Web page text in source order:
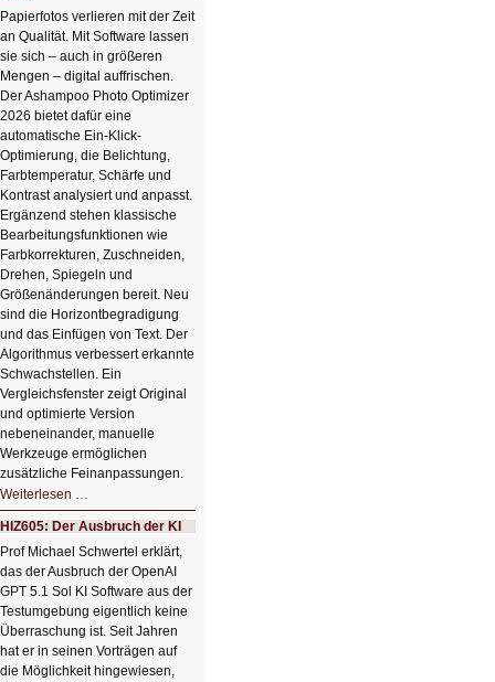
Papierfotos verlieren mit der Zeit
an Qualität. Mit Software lassen
sie sich – auch in größeren
Mengen – digital auffrischen.
Der Ashampoo Photo Optimizer
2026 bietet dafür eine
automatische Ein-Klick-
Optimierung, die Belichtung,
Farbtemperatur, Schärfe und
Kontrast analysiert und anpasst.
Ergänzend stehen klassische
Bearbeitungsfunktionen wie
Farbkorrekturen, Zuschneiden,
Drehen, Spiegeln und
Größenänderungen bereit. Neu
sind die Horizontbegradigung
und das Einfügen von Text. Der
Algorithmus verbessert erkannte
Schwachstellen. Ein
Vergleichsfenster zeigt Original
und optimierte Version
nebeneinander, manuelle
Werkzeuge ermöglichen
zusätzliche Feinanpassungen.
Weiterlesen …
Bildverschönerung
mit
einem
Klick
HIZ606:
Bildverschönerung
mit
einem
Klick
HIZ605: Der Ausbruch der KI
Prof Michael Schwertel erklärt,
das der Ausbruch der OpenAI
GPT 5.1 Sol KI Software aus der
Testumgebung eigentlich keine
Überraschung ist. Seit Jahren
hat er in seinen Vorträgen auf
die Möglichkeit hingewiesen,